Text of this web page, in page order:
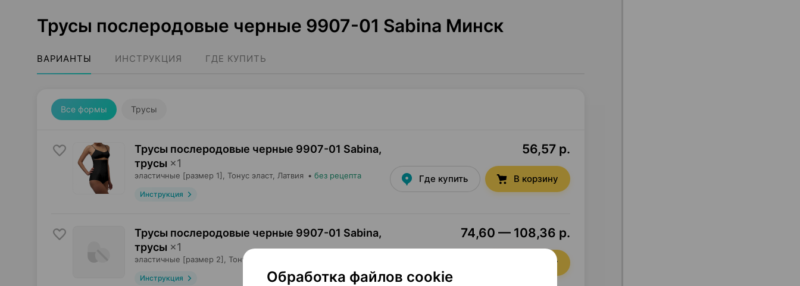
Трусы послеродовые черные 9907-01 Sabina Минск
ВАРИАНТЫ ИНСТРУКЦИЯ ГДЕ КУПИТЬ
Все формы Трусы
Трусы послеродовые черные 9907-01 Sabina,
трусы ×1
эластичные [размер 1], Тонус эласт, Латвия • без рецепта
Инструкция
56,57 р.
Где купить В корзину
Трусы послеродовые черные 9907-01 Sabina,
трусы ×1
эластичные [размер 2], Тонус эласт
Инструкция
74,60 — 108,36 р.
В корзину
Обработка файлов cookie